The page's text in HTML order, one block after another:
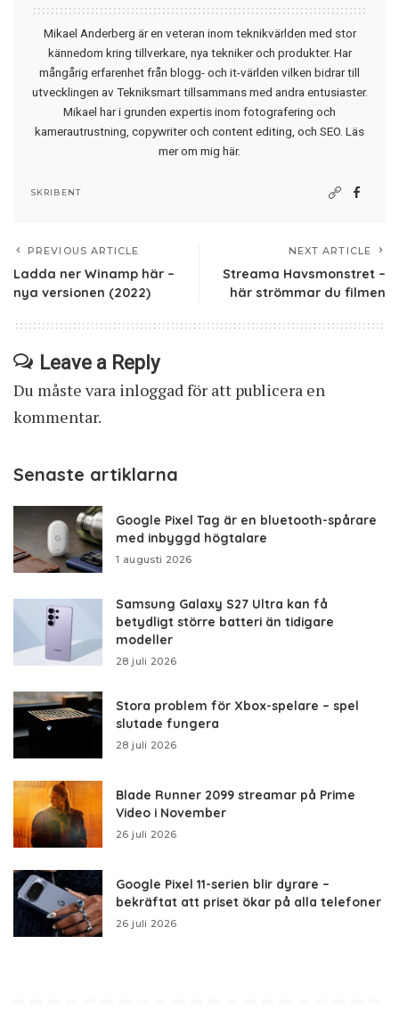
Mikael Anderberg är en veteran inom teknikvärlden med stor
kännedom kring tillverkare, nya tekniker och produkter. Har
mångårig erfarenhet från blogg- och it-världen vilken bidrar till
utvecklingen av Tekniksmart tillsammans med andra entusiaster.
Mikael har i grunden expertis inom fotografering och
kamerautrustning, copywriter och content editing, och SEO. Läs
mer om mig här.
SKRIBENT
PREVIOUS ARTICLE
Ladda ner Winamp här –
nya versionen (2022)
NEXT ARTICLE
Streama Havsmonstret –
här strömmar du filmen
Leave a Reply
Du måste vara inloggadför att publicera en
kommentar.
Senaste artiklarna
Google Pixel Tag är en bluetooth-spårare
med inbyggd högtalare
1 augusti 2026
Samsung Galaxy S27 Ultra kan få
betydligt större batteri än tidigare
modeller
28 juli 2026
Stora problem för Xbox-spelare – spel
slutade fungera
28 juli 2026
Blade Runner 2099 streamar på Prime
Video i November
26 juli 2026
Google Pixel 11-serien blir dyrare –
bekräftat att priset ökar på alla telefoner
26 juli 2026